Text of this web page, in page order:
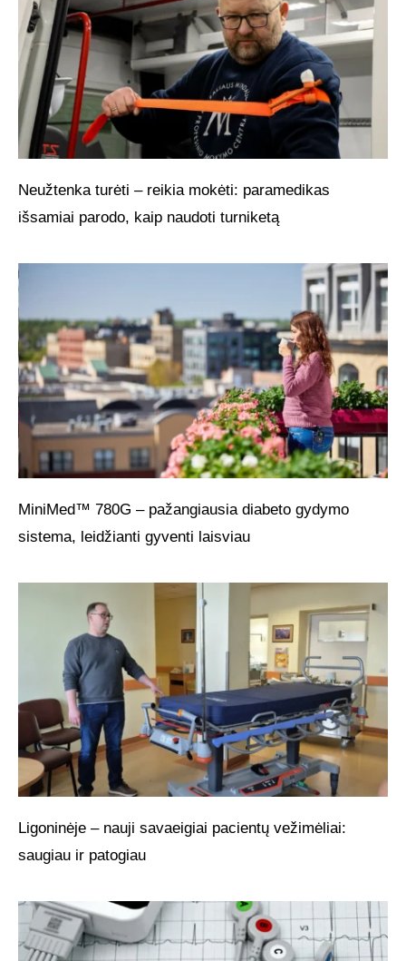
Neužtenka turėti – reikia mokėti: paramedikas
išsamiai parodo, kaip naudoti turniketą
MiniMed™ 780G – pažangiausia diabeto gydymo
sistema, leidžianti gyventi laisviau
Ligoninėje – nauji savaeigiai pacientų vežimėliai:
saugiau ir patogiau